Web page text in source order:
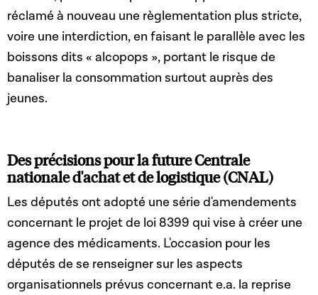
réclamé à nouveau une règlementation plus stricte,
voire une interdiction, en faisant le parallèle avec les
boissons dits « alcopops », portant le risque de
banaliser la consommation surtout auprès des
jeunes.
Des précisions pour la future Centrale
nationale d'achat et de logistique (CNAL)
Les députés ont adopté une série d'amendements
concernant le projet de loi 8399 qui vise à créer une
agence des médicaments. L'occasion pour les
députés de se renseigner sur les aspects
organisationnels prévus concernant e.a. la reprise